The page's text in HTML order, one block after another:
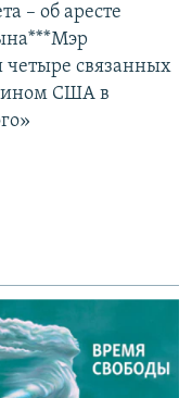
– об аресте
четыре связанных
США в